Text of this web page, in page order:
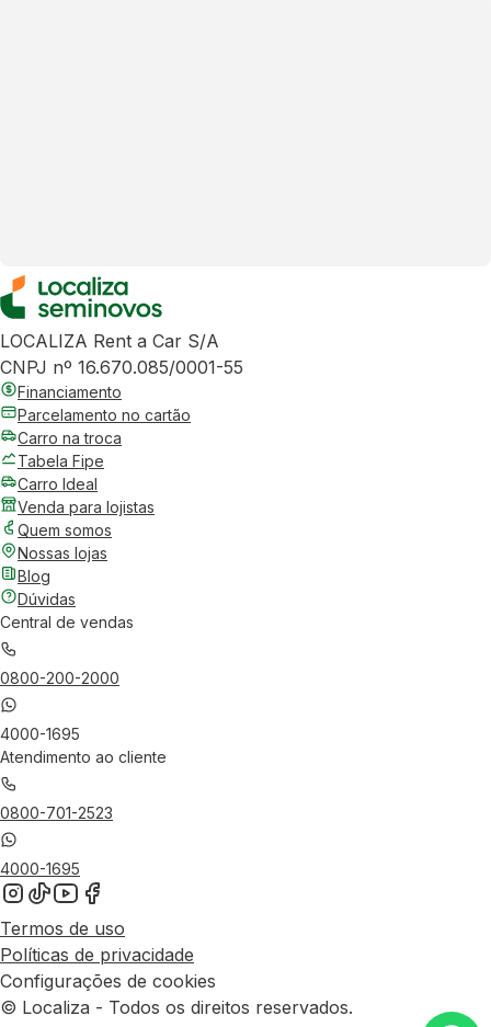
LOCALIZA Rent a Car S/A
CNPJ nº 16.670.085/0001-55
Financiamento
Parcelamento no cartão
Carro na troca
Tabela Fipe
Carro Ideal
Venda para lojistas
Quem somos
Nossas lojas
Blog
Dúvidas
Central de vendas
0800-200-2000
4000-1695
Atendimento ao cliente
0800-701-2523
4000-1695
Termos de uso
Políticas de privacidade
Configurações de cookies
© Localiza - Todos os direitos reservados.